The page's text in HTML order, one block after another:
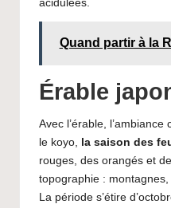
acidulées.
Quand partir à la
Érable
Avec l’érable,
le koyo, la saison des
rouges, des orangés et
topographie :
La période s’étire